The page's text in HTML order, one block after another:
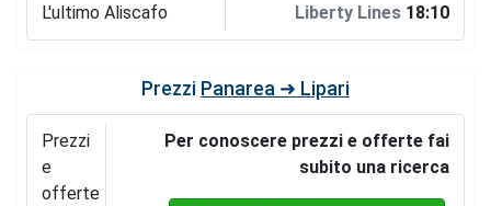
L'ultimo Aliscafo
Liberty Lines 18:10
Prezzi Panarea ➜ Lipari
Prezzi
e
offerte
Per conoscere prezzi e offerte fai
subito una ricerca